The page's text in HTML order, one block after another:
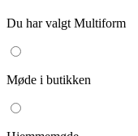
Du har valgt Multiform
Møde i butikken